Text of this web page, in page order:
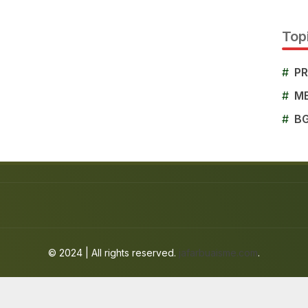
#
#
#
© 2024 | All rights reserved. jafarbuaisme.com.